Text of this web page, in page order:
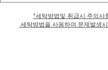
*세탁방법및 취급시 주의사
세탁방법을 사용하여 문제발생